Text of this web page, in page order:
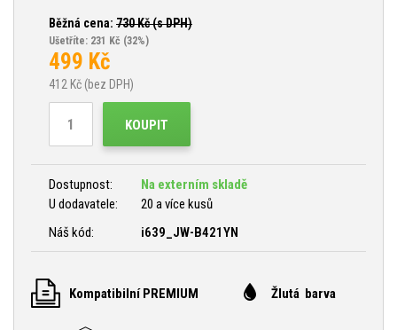
Běžná cena: 730Kč (s DPH)
Ušetříte: 231 Kč (32%)
499 Kč
412 Kč (bez DPH)
KOUPIT
Dostupnost:
Na externím skladě
U dodavatele:
20 a více kusů
Náš kód:
i639_JW-B421YN
Kompatibilní PREMIUM Žlutá barva